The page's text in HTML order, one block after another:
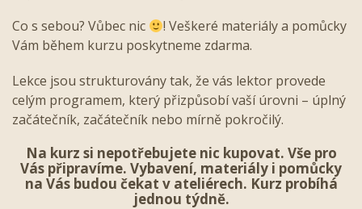
Co s sebou? Vůbec nic
! Veškeré materiály a pomůcky
Vám během kurzu poskytneme zdarma.
Lekce jsou strukturovány tak, že vás lektor provede
celým programem, který přizpůsobí vaší úrovni – úplný
začátečník, začátečník nebo mírně pokročilý.
Na kurz si nepotřebujete nic kupovat. Vše pro
Vás připravíme. Vybavení, materiály i pomůcky
na Vás budou čekat v ateliérech. Kurz probíhá
jednou týdně.